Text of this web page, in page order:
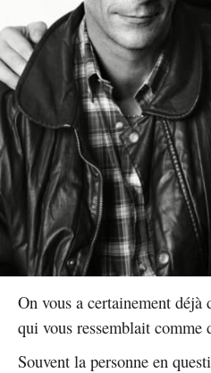
On vous a certainement déjà
qui vous ressemblait comme
Souvent la personne en